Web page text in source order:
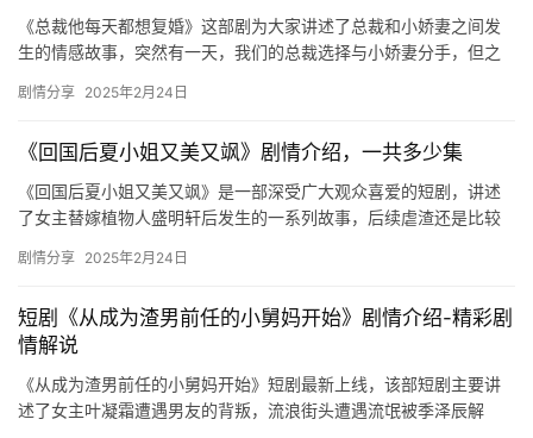
《总裁他每天都想复婚》这部剧为大家讲述了总裁和小娇妻之间发
生的情感故事，突然有一天，我们的总裁选择与小娇妻分手，但之
部短剧…
剧情分享 2025年2月24日
《回国后夏小姐又美又飒》剧情介绍，一共多少集
《回国后夏小姐又美又飒》是一部深受广大观众喜爱的短剧，讲述
了女主替嫁植物人盛明轩后发生的一系列故事，后续虐渣还是比较
父亲…
剧情分享 2025年2月24日
短剧《从成为渣男前任的小舅妈开始》剧情介绍-精彩剧
情解说
《从成为渣男前任的小舅妈开始》短剧最新上线，该部短剧主要讲
述了女主叶凝霜遭遇男友的背叛，流浪街头遭遇流氓被季泽辰解